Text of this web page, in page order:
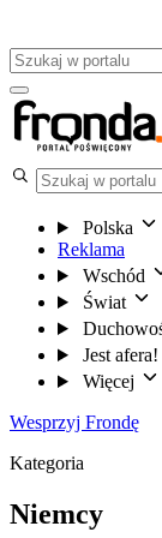
Polska
Reklama
Wschód
Świat
Jest afera!
Więcej
Wesprzyj Frondę
Kategoria
Niemcy